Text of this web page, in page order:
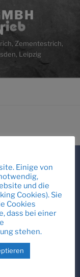
Zementestrich,
Leipzig
Einige von
und die
Cookies). Sie
Cookies
dass bei einer
stehen.